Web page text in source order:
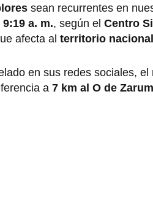
sean recurrentes en
a. m., según el Centro
afecta al territorio nacional
en sus redes sociales,
a 7 km al O de